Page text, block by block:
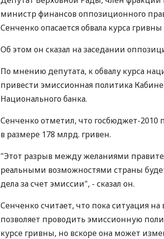
министр финансов оппозиционного
Сенченко опасается обвала курса гривны
Об этом он сказал на заседании
По мнению депутата, к обвалу курса
привести эмиссионная политика
Национального банка.
Сенченко отметил, что госбюджет-2010
в размере 178 млрд. гривен.
"Этот разрыв между желаниями
реальными возможностями страны
дела за счет эмиссии", - сказал он.
Сенченко считает, что пока ситуация
позволяет проводить эмиссионную
курсе гривны, но вскоре она может